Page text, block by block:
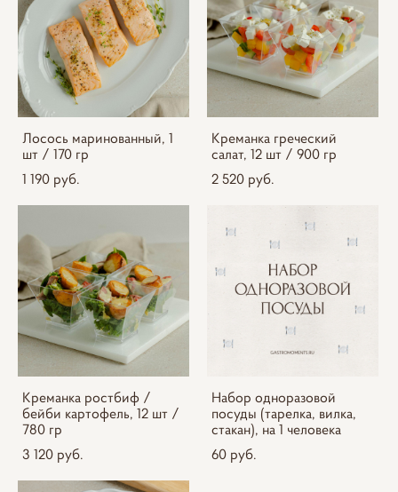
Лосось маринованный, 1
шт / 170 гр
1 190 pуб.
Креманка греческий
салат, 12 шт / 900 гр
2 520 pуб.
Креманка ростбиф /
бейби картофель, 12 шт /
780 гр
3 120 pуб.
Набор одноразовой
посуды (тарелка, вилка,
стакан), на 1 человека
60 pуб.